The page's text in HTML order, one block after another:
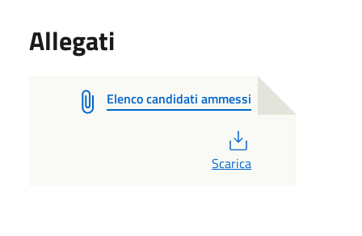
Allegati
Elenco candidati ammessi
Scarica